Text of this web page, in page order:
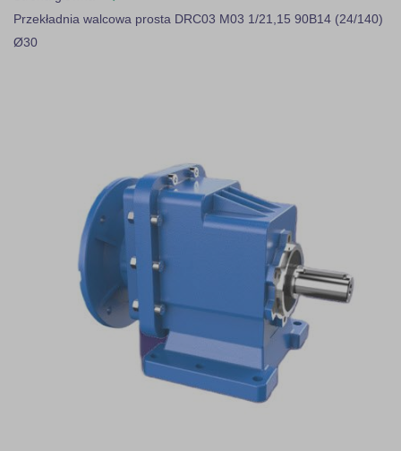
Przekładnia walcowa prosta DRC03 M03 1/21,15 90B14 (24/140)
Ø30